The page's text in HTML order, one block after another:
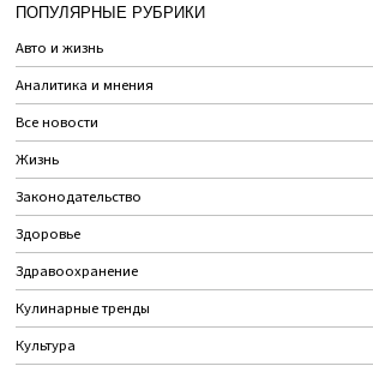
ПОПУЛЯРНЫЕ РУБРИКИ
Авто и жизнь
Аналитика и мнения
Все новости
Жизнь
Законодательство
Здоровье
Здравоохранение
Кулинарные тренды
Культура